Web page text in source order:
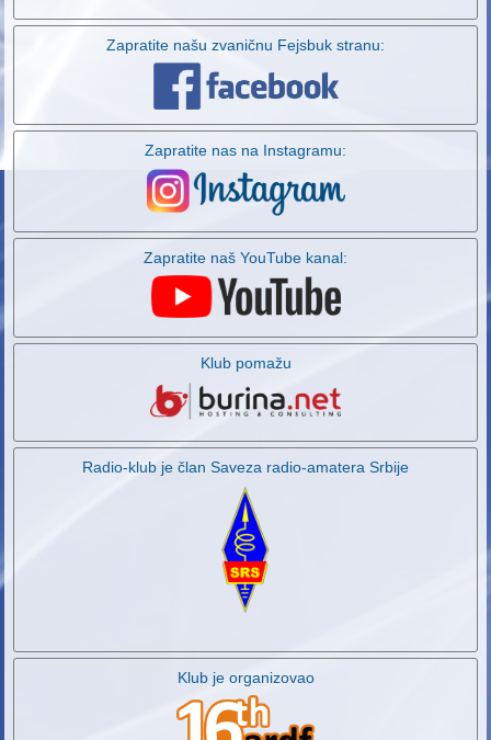
Zapratite našu zvaničnu Fejsbuk stranu:
Zapratite nas na Instagramu:
Zapratite naš YouTube kanal:
Klub pomažu
Radio-klub je član Saveza radio-amatera Srbije
Klub je organizovao